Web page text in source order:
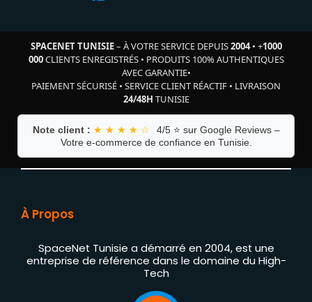
SPACENET TUNISIE– À VOTRE SERVICE DEPUIS2004• +1000
000CLIENTS ENREGISTRÉS• PRODUITS 100% AUTHENTIQUES
AVEC GARANTIE•
PAIEMENT SÉCURISÉ • SERVICE CLIENT RÉACTIF • LIVRAISON
24/48H TUNISIE
Note client : ★ ★ ★ ★ ☆
4/5 ⭐ sur Google Reviews –
Votre e-commerce de confiance en Tunisie.
À Propos
SpaceNet Tunisie a démarré en 2004, est une
entreprise de référence dans le domaine du High-
Tech